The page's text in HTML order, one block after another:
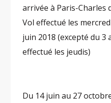
arrivée à Paris-Charles
Vol effectué les
juin 2018 (excepté du 3
effectué les jeudis)
Du 14 juin au 27